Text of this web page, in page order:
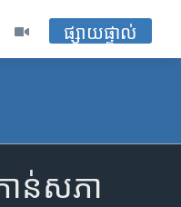
ផ្សាយផ្ទាល់
ាន់​សភា